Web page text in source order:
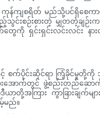
န်ကျစရိတ် မည်သို့ပင်ရှိစေကာ
င်းစဉ်းစားတဲ့ မျှတတဲ့ချဉ်း
ရှင်းရှင်းလင်းလင်း နား
င့် စက်ပိုင်းဆိုင်ရာ ကြံ့ခိုင်မှုတို့
မှုများအောက်တွင် ဖွဲ့စည်းတည်
ကြား ကွာခြားချက်မျာ
မည်။